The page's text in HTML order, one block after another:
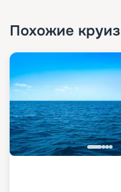
Похожие